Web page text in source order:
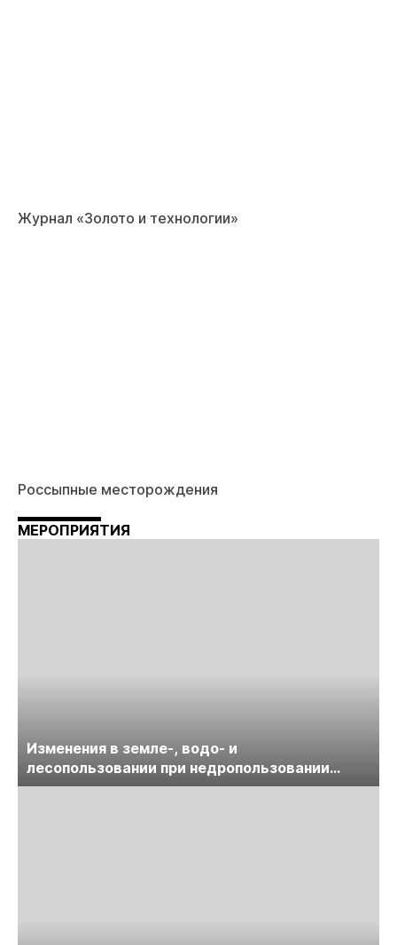
Журнал «Золото и технологии»
Россыпные месторождения
МЕРОПРИЯТИЯ
Изменения в земле-, водо- и
лесопользовании при недропользовании
обсудят на семинаре «ПравоТЭК»